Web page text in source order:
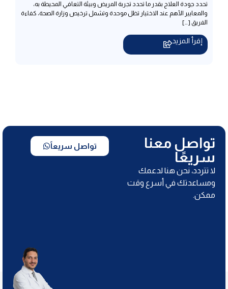
تحدد جودة العلاج بقدر ما تحدد تجربة المريض وبيئة التعافي المحيطة به،
والمعايير الأهم عند الاختيار تظل موحدة وتشمل ترخيص وزارة الصحة، كفاءة
الفريق […]
إقرأ المزيد
تواصل معنا
سريعًا
لا تتردد، نحن هنا لدعمك
ومساعدتك في أسرع وقت
ممكن.
تواصل سريعاً